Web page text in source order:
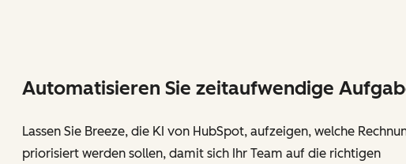
Automatisieren Sie zeitaufwendige
Lassen Sie Breeze, die KI von HubSpot, aufzeigen, welche
priorisiert werden sollen, damit sich Ihr Team auf die richtigen